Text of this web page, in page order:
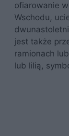
ofiarowanie
Wschodu,
jest także
ramionach
lub lilią,